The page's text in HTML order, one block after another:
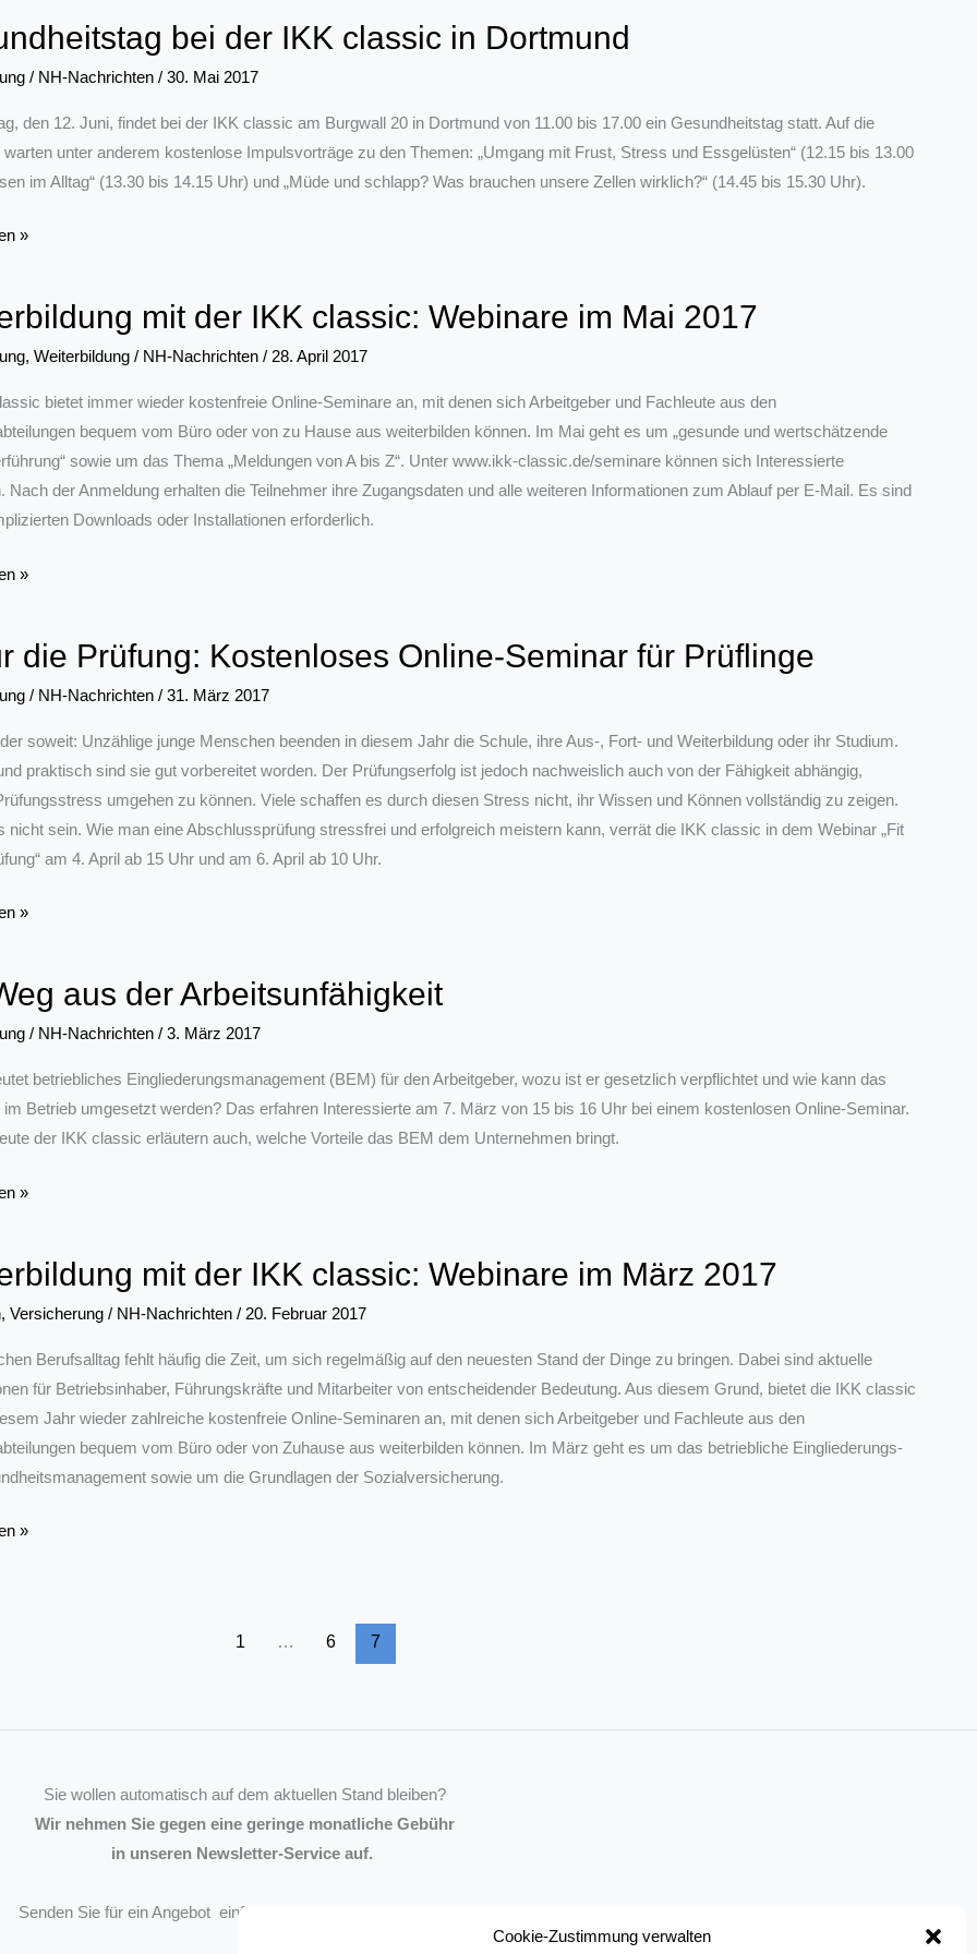
Cookie-Zustimmung verwalten
bei der IKK classic in Dortmund
/ NH-Nachrichten / 30. Mai 2017
den 12. Juni, findet bei der IKK classic am Burgwall 20 in Dortmund von 11.00 bis 17.00 ein Gesundheitstag statt. Auf die
unter anderem kostenlose Impulsvorträge zu den Themen: „Umgang mit Frust, Stress und Essgelüsten“ (12.15 bis 13.00
im Alltag“ (13.30 bis 14.15 Uhr) und „Müde und schlapp? Was brauchen unsere Zellen wirklich?“ (14.45 bis 15.30 Uhr).
»
mit der IKK classic: Webinare im Mai 2017
, Weiterbildung/ NH-Nachrichten / 28. April 2017
bietet immer wieder kostenfreie Online-Seminare an, mit denen sich Arbeitgeber und Fachleute aus den
bequem vom Büro oder von zu Hause aus weiterbilden können. Im Mai geht es um „gesunde und wertschätzende
sowie um das Thema „Meldungen von A bis Z“. Unter www.ikk-classic.de/seminare können sich Interessierte
Nach der Anmeldung erhalten die Teilnehmer ihre Zugangsdaten und alle weiteren Informationen zum Ablauf per E-Mail. Es sind
Downloads oder Installationen erforderlich.
»
die Prüfung: Kostenloses Online-Seminar für Prüflinge
/ NH-Nachrichten / 31. März 2017
soweit: Unzählige junge Menschen beenden in diesem Jahr die Schule, ihre Aus-, Fort- und Weiterbildung oder ihr Studium.
praktisch sind sie gut vorbereitet worden. Der Prüfungserfolg ist jedoch nachweislich auch von der Fähigkeit abhängig,
umgehen zu können. Viele schaffen es durch diesen Stress nicht, ihr Wissen und Können vollständig zu zeigen.
nicht sein. Wie man eine Abschlussprüfung stressfrei und erfolgreich meistern kann, verrät die IKK classic in dem Webinar „Fit
am 4. April ab 15 Uhr und am 6. April ab 10 Uhr.
»
aus der Arbeitsunfähigkeit
/ NH-Nachrichten / 3. März 2017
betriebliches Eingliederungsmanagement (BEM) für den Arbeitgeber, wozu ist er gesetzlich verpflichtet und wie kann das
im Betrieb umgesetzt werden? Das erfahren Interessierte am 7. März von 15 bis 16 Uhr bei einem kostenlosen Online-Seminar.
der IKK classic erläutern auch, welche Vorteile das BEM dem Unternehmen bringt.
»
mit der IKK classic: Webinare im März 2017
, Versicherung/ NH-Nachrichten / 20. Februar 2017
Berufsalltag fehlt häufig die Zeit, um sich regelmäßig auf den neuesten Stand der Dinge zu bringen. Dabei sind aktuelle
für Betriebsinhaber, Führungskräfte und Mitarbeiter von entscheidender Bedeutung. Aus diesem Grund, bietet die IKK classic
Jahr wieder zahlreiche kostenfreie Online-Seminaren an, mit denen sich Arbeitgeber und Fachleute aus den
bequem vom Büro oder von Zuhause aus weiterbilden können. Im März geht es um das betriebliche Eingliederungs-
sowie um die Grundlagen der Sozialversicherung.
»
1 … 6 7
Sie wollen automatisch auf dem aktuellen Stand bleiben?
Wir nehmen Sie gegen eine geringe monatliche Gebühr
in unseren Newsletter-Service auf.
Senden Sie für ein Angebot einfach eine